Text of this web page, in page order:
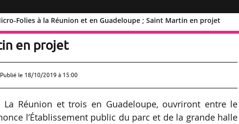
Folies à la Réunion et en Guadeloupe ; Saint Martin en projet
4 Micro-Folies à la Réunion et en
en projet
le 18/10/2019 à 15:00
Réunion et trois en Guadeloupe, ouvriront entre le
l’Établissement public du parc et de la grande halle